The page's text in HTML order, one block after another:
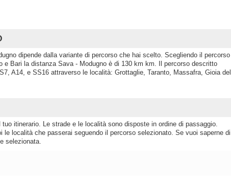
dipende dalla variante di percorso che hai scelto. Scegliendo il percorso
e Bari la distanza Sava - Modugno è di 130 km km. Il percorso descritto
A14, e SS16 attraverso le località: Grottaglie, Taranto, Massafra, Gioia del
itinerario. Le strade e le località sono disposte in ordine di passaggio.
località che passerai seguendo il percorso selezionato. Se vuoi saperne di
selezionata.